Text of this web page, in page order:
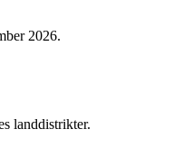
2026.
landdistrikter.